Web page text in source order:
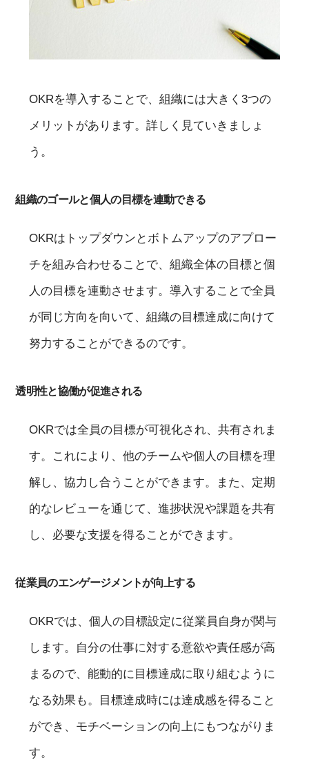
OKRを導入することで、組織には大きく3つの
メリットがあります。詳しく見ていきましょ
う。
組織のゴールと個人の目標を連動できる
OKRはトップダウンとボトムアップのアプロー
チを組み合わせることで、組織全体の目標と個
人の目標を連動させます。導入することで全員
が同じ方向を向いて、組織の目標達成に向けて
努力することができるのです。
透明性と協働が促進される
OKRでは全員の目標が可視化され、共有されま
す。これにより、他のチームや個人の目標を理
解し、協力し合うことができます。また、定期
的なレビューを通じて、進捗状況や課題を共有
し、必要な支援を得ることができます。
従業員のエンゲージメントが向上する
OKRでは、個人の目標設定に従業員自身が関与
します。自分の仕事に対する意欲や責任感が高
まるので、能動的に目標達成に取り組むように
なる効果も。目標達成時には達成感を得ること
ができ、モチベーションの向上にもつながりま
す。